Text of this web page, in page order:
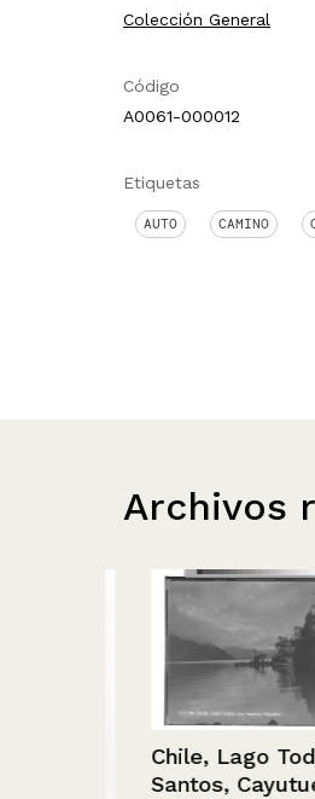
Colección General
Código
A0061-000012
Etiquetas
AUTO CAMINO
Archivos
Chile, Lago Todos
Santos, Cayutue.